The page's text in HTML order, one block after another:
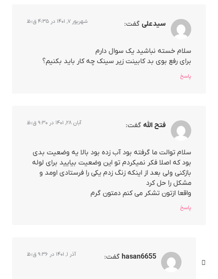
سیدعلی گفت: شهریور ۷, ۱۴۰۱ در ۴:۳۵ ق٫ظ
سلام خسته نباشید یک سوال دارم
برای رفع بوی بد کابینت زیر سینک چه کار باید بکنیم؟
پاسخ
فتح الله گفت: آبان ۲۸, ۱۴۰۱ در ۹:۳۰ ق٫ظ
سلام توالت ما گرفته بود آب زده بود بالا یه وضعیت بدی
بود که اصلا فکر نمیکردم تو این وضعیت بیایید برای لوله
بازکنی ولی بعد از اینکه زنگ زدم یکی را فرستادی اومد و
مشکل را حل کرد
واقعا ازتون تشکر می کنم دمتون گرم
پاسخ
hasan6655 گفت: آذر ۱, ۱۴۰۱ در ۹:۳۶ ق٫ظ